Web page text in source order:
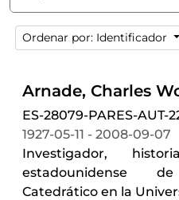
Ordenar por: Identificador
ES-28079-PARES-AUT-
1927-05-11 - 2008-09-07
Investigador,
estadounidense
Catedrático en la